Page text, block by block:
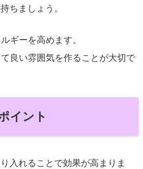
ちましょう。
ギーを高めます。
良い雰囲気を作ることが大切で
イント
入れることで効果が高まりま